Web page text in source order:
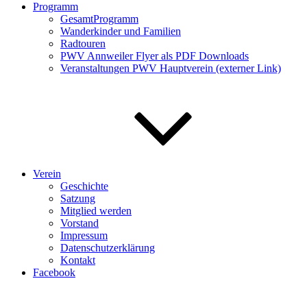
Programm
GesamtProgramm
Wanderkinder und Familien
Radtouren
PWV Annweiler Flyer als PDF Downloads
Veranstaltungen PWV Hauptverein (externer Link)
Verein
Geschichte
Satzung
Mitglied werden
Vorstand
Impressum
Datenschutzerklärung
Kontakt
Facebook